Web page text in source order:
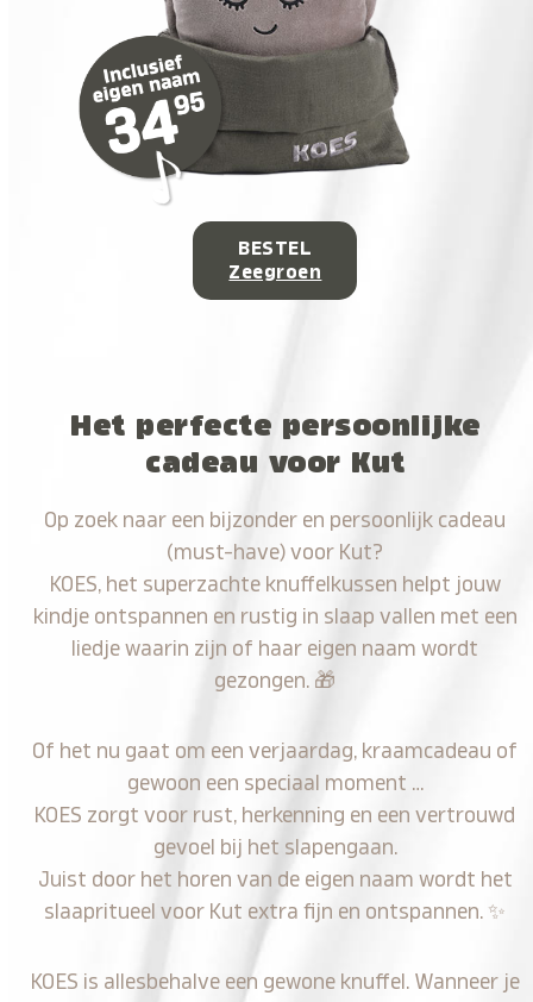
BESTEL
Zeegroen
Het perfecte persoonlijke
cadeau voor Kut
Op zoek naar een bijzonder en persoonlijk cadeau
(must-have) voor Kut?
KOES, het superzachte knuffelkussen helpt jouw
kindje ontspannen en rustig in slaap vallen met een
liedje waarin zijn of haar eigen naam wordt
gezongen. 🎁
Of het nu gaat om een verjaardag, kraamcadeau of
gewoon een speciaal moment …
KOES zorgt voor rust, herkenning en een vertrouwd
gevoel bij het slapengaan.
Juist door het horen van de eigen naam wordt het
slaapritueel voor Kut extra fijn en ontspannen. ✨
KOES is allesbehalve een gewone knuffel. Wanneer je